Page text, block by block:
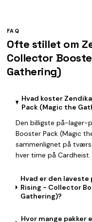
FAQ
Ofte stillet om
Collector
Gathering)
Hvad koster
Pack (Magic the
Den billigste på-lager-
Booster Pack (Magic
sammenlignet på
hver time på Cardheist.
Hvad er den
Rising - Collector
Gathering)?
Hvor mange pakker